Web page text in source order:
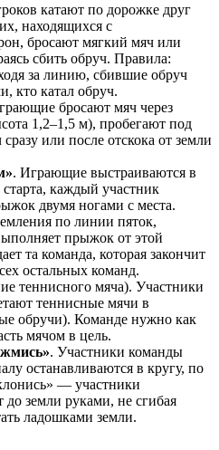
катают по дорожке друг
находящихся с
бросают мягкий мяч или
сбить обруч. Правила:
за линию, сбившие обруч
кто катал обруч.
бросают мяч через
1,2–1,5 м), пробегают под
или после отскока от земли
. Играющие выстраиваются в
каждый участник
двумя ногами с места.
по линии пяток,
прыжок от этой
та команда, которая закончит
остальных команд.
теннисного мяча). Участники
теннисные мячи в
обручи). Команде нужно как
мячом в цель.
. Участники команды
останавливаются в кругу, по
— участники
земли руками, не сгибая
ладошками земли.